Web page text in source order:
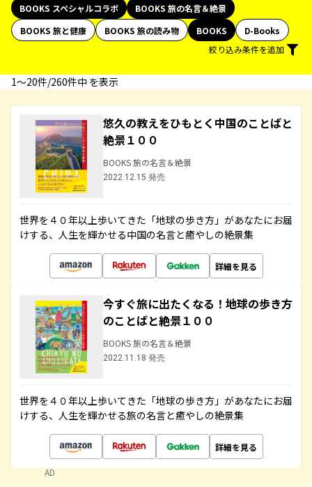
BOOKS スペシャルコラボ
BOOKS 旅の名言＆絶景
BOOKS 旅と健康
BOOKS 旅の読み物 BOOKS
D-Books
絞り込み条件を追加
1〜20件/260件中 を表示
悠久の教えをひもとく中国のことばと
絶景１００
BOOKS 旅の名言＆絶景
2022.12.15 発売
世界を４０年以上歩いてきた「地球の歩き方」があなたにお届
けする、人生を輝かせる中国の名言と癒やしの絶景集
詳細を見る
今すぐ旅に出たくなる！地球の歩き方
のことばと絶景１００
BOOKS 旅の名言＆絶景
2022.11.18 発売
世界を４０年以上歩いてきた「地球の歩き方」があなたにお届
けする、人生を輝かせる旅の名言と癒やしの絶景集
詳細を見る
AD